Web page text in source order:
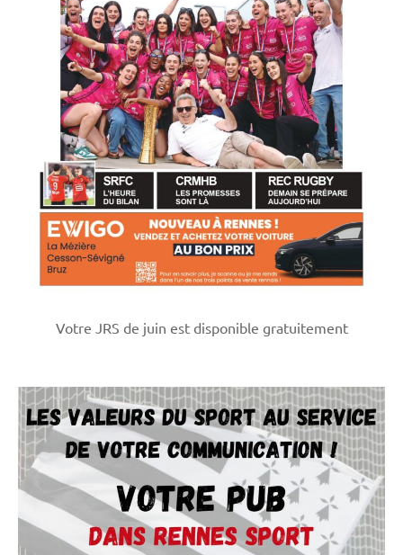
Votre JRS de juin est disponible gratuitement